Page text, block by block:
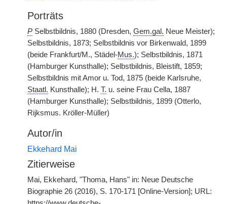
Porträts
P Selbstbildnis, 1880 (Dresden, Gem.gal. Neue Meister);
Selbstbildnis, 1873; Selbstbildnis vor Birkenwald, 1899
(beide Frankfurt/M., Städel-Mus.); Selbstbildnis, 1871
(Hamburger Kunsthalle); Selbstbildnis, Bleistift, 1859;
Selbstbildnis mit Amor u. Tod, 1875 (beide Karlsruhe,
Staatl. Kunsthalle); H. T. u. seine Frau Cella, 1887
(Hamburger Kunsthalle); Selbstbildnis, 1899 (Otterlo,
Rijksmus. Kröller-Müller)
Autor/in
Ekkehard Mai
Zitierweise
Mai, Ekkehard, "Thoma, Hans" in: Neue Deutsche
Biographie 26 (2016), S. 170-171 [Online-Version]; URL: